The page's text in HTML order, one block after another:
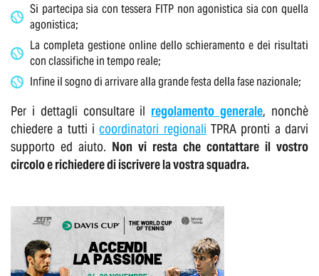
Si partecipa sia con tessera FITP non agonistica sia con quella
agonistica;
La completa gestione online dello schieramento e dei risultati
con classifiche in tempo reale;
Infine il sogno di arrivare alla grande festa della fase nazionale;
Per i dettagli consultare il regolamento generale, nonchè
chiedere a tutti icoordinatori regionali TPRA pronti a darvi
supporto ed aiuto. Non vi resta che contattare il vostro
circolo e richiedere di iscrivere la vostra squadra.